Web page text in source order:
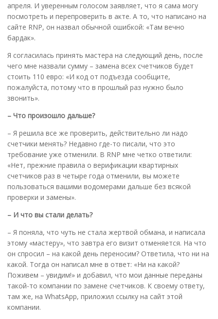
апреля. И уверенным голосом заявляет, что я сама могу
посмотреть и перепроверить в акте. А то, что написано на
сайте RNP, он назвал обычной ошибкой: «Там вечно
бардак».
Я согласилась принять мастера на следующий день, после
чего мне назвали сумму – замена всех счетчиков будет
стоить 110 евро: «И код от подъезда сообщите,
пожалуйста, потому что в прошлый раз нужно было
звонить».
– Что произошло дальше?
– Я решила все же проверить, действительно ли надо
счетчики менять? Недавно где-то писали, что это
требование уже отменили. В RNP мне четко ответили:
«Нет, прежние правила о верификации квартирных
счетчиков раз в четыре года отменили, вы можете
пользоваться вашими водомерами дальше без всякой
проверки и замены».
– И что вы стали делать?
– Я поняла, что чуть не стала жертвой обмана, и написала
этому «мастеру», что завтра его визит отменяется. На что
он спросил – на какой день переносим? Ответила, что ни на
какой. Тогда он написал мне в ответ: «Ни на какой?
Поживем – увидим!» и добавил, что мои данные переданы
такой-то компании по замене счетчиков. К своему ответу,
там же, на WhatsApp, приложил ссылку на сайт этой
компании.